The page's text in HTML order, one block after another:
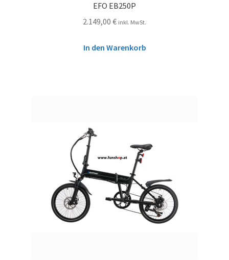
EFO EB250P
2.149,00 € inkl. MwSt.
In den Warenkorb